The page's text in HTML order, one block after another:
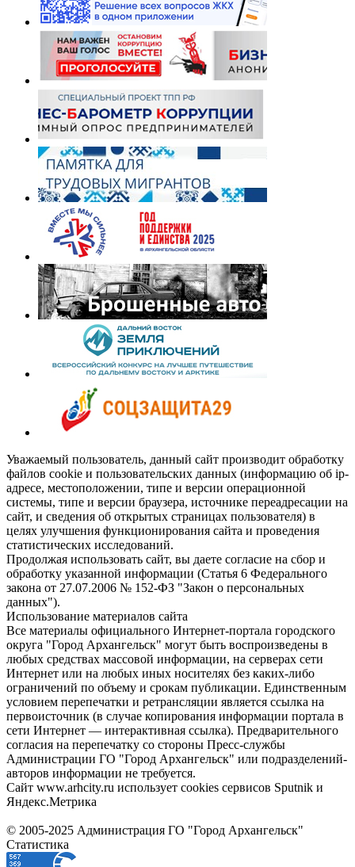
Уважаемый пользователь, данный сайт производит обработку
файлов cookie и пользовательских данных (информацию об ip-
адресе, местоположении, типе и версии операционной
системы, типе и версии браузера, источнике переадресации на
сайт, и сведения об открытых страницах пользователя) в
целях улучшения функционирования сайта и проведения
статистических исследований.
Продолжая использовать сайт, вы даете согласие на сбор и
обработку указанной информации (Статья 6 Федерального
закона от 27.07.2006 № 152-ФЗ "Закон о персональных
данных").
Использование материалов сайта
Все материалы официального Интернет-портала городского
округа "Город Архангельск" могут быть воспроизведены в
любых средствах массовой информации, на серверах сети
Интернет или на любых иных носителях без каких-либо
ограничений по объему и срокам публикации. Единственным
условием перепечатки и ретрансляции является ссылка на
первоисточник (в случае копирования информации портала в
сети Интернет — интерактивная ссылка). Предварительного
согласия на перепечатку со стороны Пресс-службы
Администрации ГО "Город Архангельск" или подразделений-
авторов информации не требуется.
Сайт www.arhcity.ru использует cookies сервисов Sputnik и
Яндекс.Метрика
© 2005-2025 Администрация ГО "Город Архангельск"
Статистика